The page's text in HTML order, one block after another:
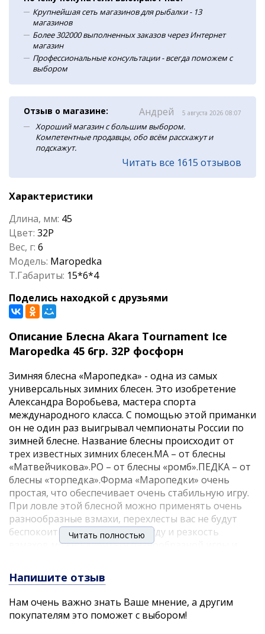
Крупнейшая сеть магазинов для рыбалки - 13
магазинов
Более 302000 выполненных заказов через Интернет
магазин
Профессиональные консультации - всегда поможем с
выбором
Отзыв о магазине: Андрей 5 августа 2026 08:07
Хороший магазин с большим выбором.
Компетентные продавцы, обо всём расскажут и
подскажут.
Читать все 1615 отзывов
Характеристики
Длина, мм: 45
Цвет: 32P
Вес, г: 6
Модель: Maropedka
Т.Габариты: 15*6*4
Поделись находкой с друзьями
Описание Блесна Akara Tournament Ice
Maropedka 45 6гр. 32P фосфорн
Зимняя блесна «Маропедка» - одна из самых
универсальных зимних блесен. Это изобретение
Александра Воробьева, мастера спорта
международного класса. С помощью этой приманки
он не один раз выигрывал чемпионаты России по
зимней блесне. Название блесны происходит от
трех известных зимних блесен.МА – от блесны
«Матвейчикова».РО – от блесны «ромб».ПЕДКА – от
блесны «торпедка».Форма «Маропедки» очень
простая, что обеспечивает очень стабильную игру.
При ловле этой блесной можно применять очень
разнообразные взмахи, перехлесты вас не будут
беспокоить. Варьируя амплитуду и резкость
взмахов можно добиться разнообразной игры и
ловите на «Маропедку», то вашими трофеями
может быть практически любая хищная рыба.
Однако чаще всего блесна применятся для ловли
судака, щуки и, конечно, вездесущего окуня. На эту
блесну можно ловить в разнообразных условиях: от
Читать полностью
Напишите отзыв
Нам очень важно знать Ваше мнение, а другим
покупателям это поможет с выбором!